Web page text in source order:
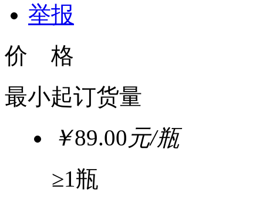
举报
价 格
最小起订货量
￥89.00 元/瓶
≥1瓶